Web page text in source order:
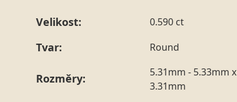
Velikost: 0.590 ct
Tvar: Round
Rozměry:
5.31mm - 5.33mm x
3.31mm